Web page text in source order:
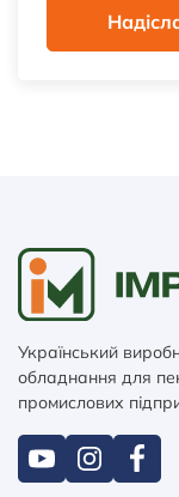
Український
обладнання для
промислових